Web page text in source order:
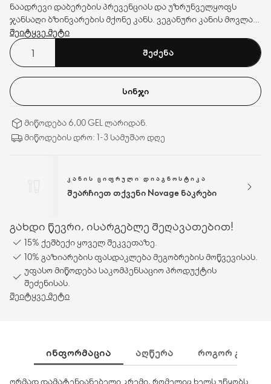
ნაადრევი დაბერების პრევენციას და უზრუნველყოფს
ჯანსაღი ბზინვარების მქონე კანს. ვეგანური კანის მოვლა
ანტიასაკობრივი ადაპტოგენებით - აშვაგანდას და
შიზანდრას კენკრის ექსტრაქტებით.
შეიტყვე მეტი
ᲨᲔᲫᲔᲜᲐ
ᲡᲘᲜᲯᲘ
მიწოდება 6,00 GEL ლარიდან.
მიწოდების დრო: 1-3 სამუშაო დღე
ᲙᲐᲜᲘᲡ ᲪᲘᲤᲠᲣᲚᲘ ᲓᲘᲐᲒᲜᲝᲡᲢᲘᲙᲐ
შეარჩიეთ თქვენი Novage ნაკრები
გახდი წევრი, ისარგებლე შეღავათებით!
15% ქეშბექი ყოველ შეკვეთაზე.
10% გაზიარების ფასდაკლება მეგობრების მოწვევისას.
უფასო მიწოდება საკომპენსაციო პროდუქტის
შეძენისას.
შეიტყვე მეტი
ᲘᲜᲤᲝᲠᲛᲐᲪᲘᲐ ᲐᲦᲬᲔᲠᲐ ᲠᲝᲒᲝᲠ
ღრმად დამატენიანებელი კრემი, რომელიც ხელს უწყობს